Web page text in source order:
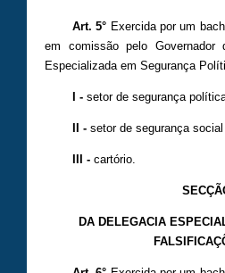
Art. 5° Exercida por um
em comissão pelo Governador
Especializada em Segurança
I -setor de segurança
II -setor de segurança social
III -cartório.
DA DELEGACIA